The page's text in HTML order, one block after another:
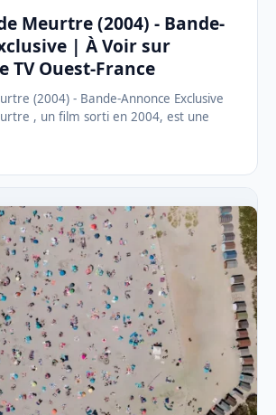
Meurtre (2004) - Bande-
| À Voir sur
TV Ouest-France
(2004) - Bande-Annonce Exclusive
, un film sorti en 2004, est une